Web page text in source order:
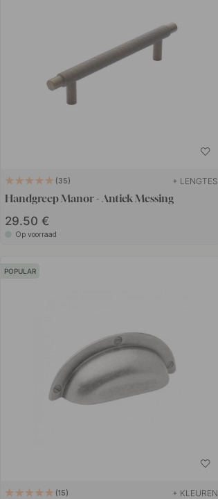
35 + LENGTES
Handgreep Manor - Antiek Messing
29.50 €
Op voorraad
POPULAR
15 + KLEUREN